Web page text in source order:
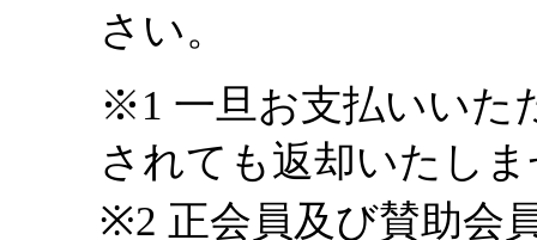
さい。
※1 一旦お支払いいた
されても返却いたし
※2 正会員及び賛助会